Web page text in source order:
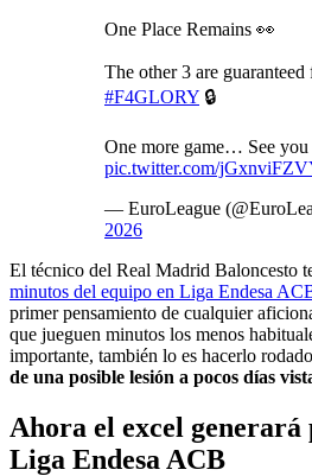
One Place Remains 👀
The other 3 are guaranteed
#F4GLORY 🔒
One more game… See
pic.twitter.com/
— EuroLeague
2026
El técnico del Real Madrid Baloncesto
minutos del equipo en Liga Endesa
primer pensamiento de cualquier
que jueguen minutos los menos
importante, también lo es hacerlo
de una posible lesión a pocos días
Ahora el excel generará
Liga Endesa ACB